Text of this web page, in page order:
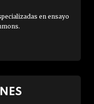
en ensayo